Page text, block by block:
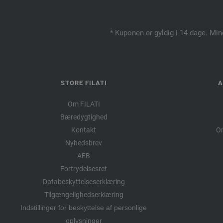
* Kuponen er gyldig i 14 dage.
STORE FILATI
Om FILATI
Bæredygtighed
Kontakt
Nyhedsbrev
AFB
Fortrydelsesret
Databeskyttelseserklæring
Tilgængelighedserklæring
Indstillinger for beskyttelse af personlige
oplysninger